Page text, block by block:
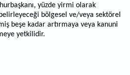
yüzde yirmi olarak
bölgesel ve/veya sektörel
beşe kadar artırmaya veya kanuni
yetkilidir.